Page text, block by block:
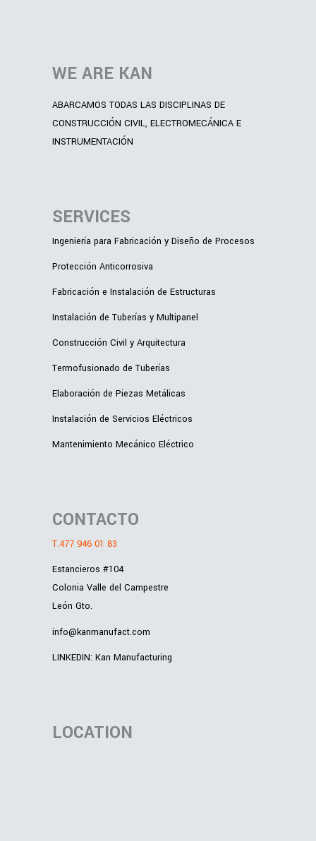
WE ARE KAN
ABARCAMOS TODAS LAS DISCIPLINAS DE
CONSTRUCCIÓN CIVIL, ELECTROMECÁNICA E
INSTRUMENTACIÓN
SERVICES
Ingeniería para Fabricación y Diseño de Procesos
Protección Anticorrosiva
Fabricación e Instalación de Estructuras
Instalación de Tuberías y Multipanel
Construcción Civil y Arquitectura
Termofusionado de Tuberías
Elaboración de Piezas Metálicas
Instalación de Servicios Eléctricos
Mantenimiento Mecánico Eléctrico
CONTACTO
T.477 946 01 83
Estancieros #104
Colonia Valle del Campestre
León Gto.
info@kanmanufact.com
LINKEDIN: Kan Manufacturing
LOCATION